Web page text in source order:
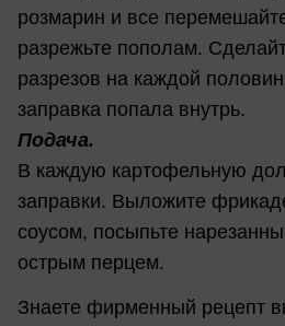
розмарин и все
разрежьте пополам.
разрезов на каждой
заправка попала внутрь.
Подача.
В каждую картофельную
заправки. Выложите
соусом, посыпьте
острым перцем.
Знаете фирменный рецепт